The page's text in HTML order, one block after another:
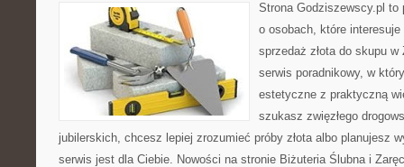
Strona Godziszewscy.pl
o osobach, które
sprzedaż złota do skupu
serwis poradnikowy, w
estetyczne z praktyczną
szukasz zwięzłego
jubilerskich, chcesz lepiej zrozumieć próby złota albo planujesz
serwis jest dla Ciebie. Nowości na stronie Biżuteria Ślubna i